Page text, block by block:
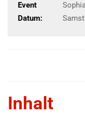
Event
Datum:
Inhalt